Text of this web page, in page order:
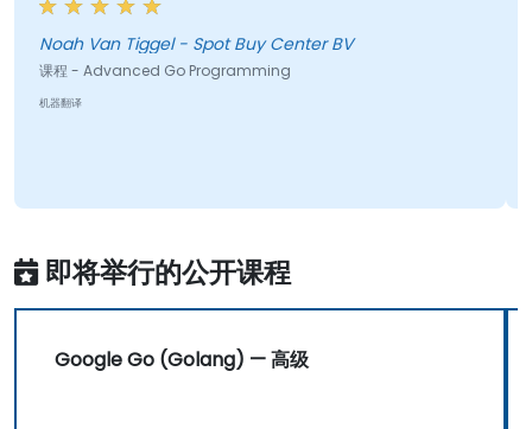
Noah Van Tiggel - Spot Buy Center BV
课程 - Advanced Go Programming
机器翻译
即将举行的公开课程
Google Go (Golang) — 高级